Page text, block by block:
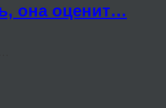
она оценит…